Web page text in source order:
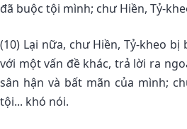
đã buộc tội mình; chư Hiền, Tỷ-
(10) Lại nữa, chư Hiền, Tỷ-kheo
với một vấn đề khác, trả lời ra
sân hận và bất mãn của mình;
tội... khó nói.